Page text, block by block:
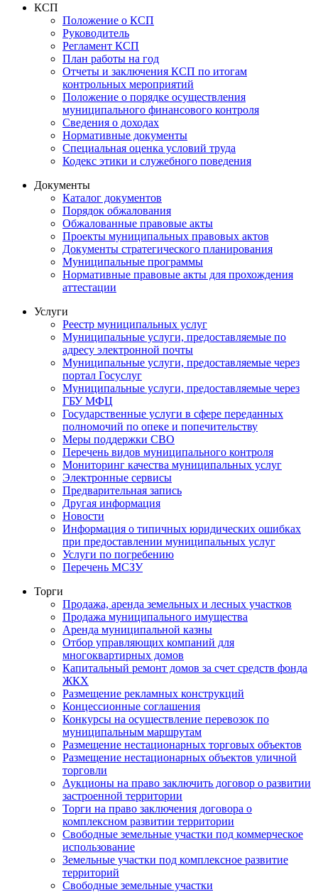
КСП
Положение о КСП
Руководитель
Регламент КСП
План работы на год
Отчеты и заключения КСП по итогам
контрольных мероприятий
Положение о порядке осуществления
муниципального финансового контроля
Сведения о доходах
Нормативные документы
Специальная оценка условий труда
Кодекс этики и служебного поведения
Документы
Каталог документов
Порядок обжалования
Обжалованные правовые акты
Проекты муниципальных правовых актов
Документы стратегического планирования
Муниципальные программы
Нормативные правовые акты для прохождения
аттестации
Услуги
Реестр муниципальных услуг
Муниципальные услуги, предоставляемые по
адресу электронной почты
Муниципальные услуги, предоставляемые через
портал Госуслуг
Муниципальные услуги, предоставляемые через
ГБУ МФЦ
Государственные услуги в сфере переданных
полномочий по опеке и попечительству
Меры поддержки СВО
Перечень видов муниципального контроля
Мониторинг качества муниципальных услуг
Электронные сервисы
Предварительная запись
Другая информация
Новости
Информация о типичных юридических ошибках
при предоставлении муниципальных услуг
Услуги по погребению
Перечень МСЗУ
Торги
Продажа, аренда земельных и лесных участков
Продажа муниципального имущества
Аренда муниципальной казны
Отбор управляющих компаний для
многоквартирных домов
Капитальный ремонт домов за счет средств фонда
ЖКХ
Размещение рекламных конструкций
Концессионные соглашения
Конкурсы на осуществление перевозок по
муниципальным маршрутам
Размещение нестационарных торговых объектов
Размещение нестационарных объектов уличной
торговли
Аукционы на право заключить договор о развитии
застроенной территории
Торги на право заключения договора о
комплексном развитии территории
Свободные земельные участки под коммерческое
использование
Земельные участки под комплексное развитие
территорий
Свободные земельные участки